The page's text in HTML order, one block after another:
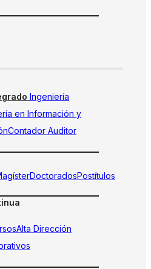
Ingeniería
en Información y
Contador Auditor
DoctoradosPostítulos
Alta Dirección